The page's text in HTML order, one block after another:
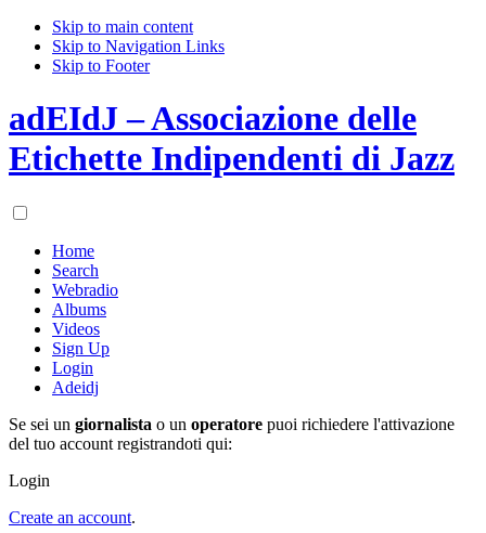
Skip to main content
Skip to Navigation Links
Skip to Footer
adEIdJ – Associazione delle
Etichette Indipendenti di Jazz
Home
Search
Webradio
Albums
Videos
Sign Up
Login
Adeidj
Se sei un giornalista o un operatore puoi richiedere l'attivazione
del tuo account registrandoti qui:
Login
Create an account.